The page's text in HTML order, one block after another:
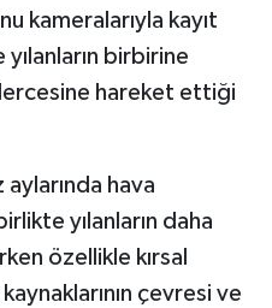
kameralarıyla kayıt
yılanların birbirine
hareket ettiği
hava
yılanların daha
özellikle kırsal
çevresi ve